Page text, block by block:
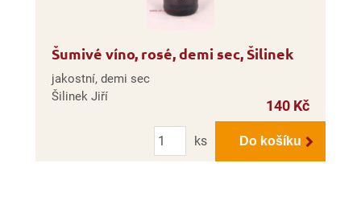
Šumivé víno, rosé, demi sec, Šilinek
jakostní, demi sec
Šilinek Jiří
140 Kč
Počet
ks
Do košíku